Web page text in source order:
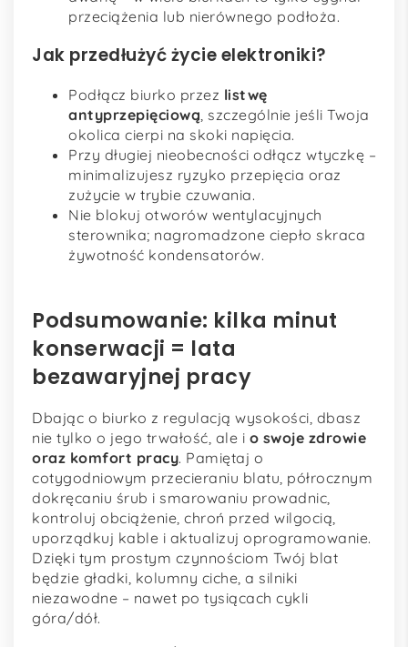
przeciążenia lub nierównego podłoża.
Jak przedłużyć życie elektroniki?
Podłącz biurko przez listwę
antyprzepięciową , szczególnie jeśli Twoja
okolica cierpi na skoki napięcia.
Przy długiej nieobecności odłącz wtyczkę –
minimalizujesz ryzyko przepięcia oraz
zużycie w trybie czuwania.
Nie blokuj otworów wentylacyjnych
sterownika; nagromadzone ciepło skraca
żywotność kondensatorów.
Podsumowanie: kilka minut
konserwacji = lata
bezawaryjnej pracy
Dbając o biurko z regulacją wysokości, dbasz
nie tylko o jego trwałość, ale i o swoje zdrowie
oraz komfort pracy. Pamiętaj o
cotygodniowym przecieraniu blatu, półrocznym
dokręcaniu śrub i smarowaniu prowadnic,
kontroluj obciążenie, chroń przed wilgocią,
uporządkuj kable i aktualizuj oprogramowanie.
Dzięki tym prostym czynnościom Twój blat
będzie gładki, kolumny ciche, a silniki
niezawodne – nawet po tysiącach cykli
góra/dół.